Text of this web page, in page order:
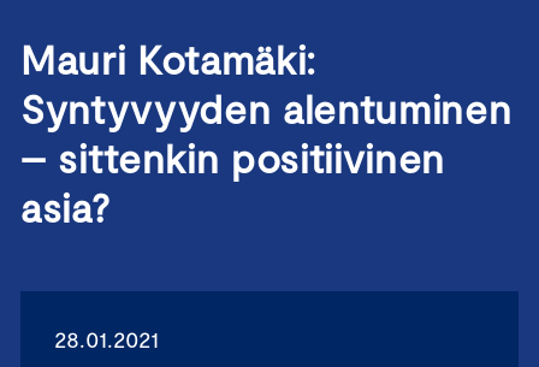
Mauri Kotamäki:
Syntyvyyden alentuminen
– sittenkin positiivinen
asia?
28.01.2021